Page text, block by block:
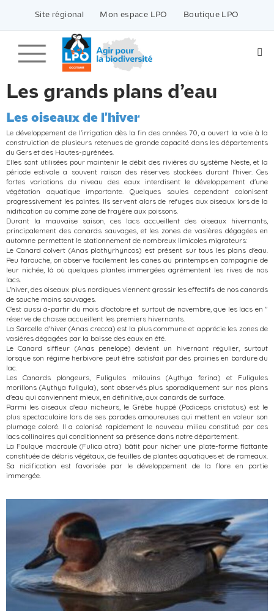
contenu
Site régional Mon espace LPO Boutique LPO
Les grands plans d’eau
Les oiseaux de l'hiver
Le développement de l'irrigation dès la fin des années 70, a ouvert la voie à la
construiction de plusieurs retenues de grande capacité dans les départements
du Gers et des Hautes-pyrénées.
Elles sont utilisées pour maintenir le débit des rivières du système Neste, et la
période estivale a souvent raison des réserves stockées durant l'hiver. Ces
fortes variations du niveau des eaux interdisent le développement d'une
végétation aquatique importante. Quelques saules cependant colonisent
progressivement les pointes. Ils servent alors de refuges aux oiseaux lors de la
nidification ou comme zone de frayère aux poissons.
Durant la mauvaise saison, ces lacs accueillent des oiseaux hivernants,
principalement des canards sauvages, et les zones de vasières dégagées en
automne permettent le stationnement de nombreux limicoles migrateurs:
Le Canard colvert (Anas plathyrhyncos) est présent sur tous les plans d'eau.
Peu farouche, on observe facilement les canes au printemps en compagnie de
leur nichée, là où quelques plantes immergées agrémentent les rives de nos
lacs.
L'hiver, des oiseaux plus nordiques viennent grossir les effectifs de nos canards
de souche moins sauvages.
C'est aussi à-partir du mois d'octobre et surtout de novembre, que les lacs en "
réserve de chasse accueillent les premiers hivernants.
La Sarcelle d'hiver (Anas crecca) est la plus commune et apprécie les zones de
vasières dégagées par la baisse des eaux en été.
Le Canard siffleur (Anas penelope) devient un hivernant régulier, surtout
lorsque son régime herbivore peut être satisfait par des prairies en bordure du
lac.
Les Canards plongeurs, Fuligules milouins (Aythya ferina) et Fuligules
morillons (Aythya fuligula), sont observés plus sporadiquement sur nos plans
d'eau qui conviennent mieux, en définitive, aux canards de surface.
Parmi les oiseaux d'eau nicheurs, le Grèbe huppé (Podiceps cristatus) est le
plus spectaculaire lors de ses parades amoureuses qui mettent en valeur son
plumage coloré. Il a colonisé rapidement le nouveau milieu constitué par ces
lacs collinaires qui conditionnent sa présence dans notre département.
La Foulque macroule (Fulica atra) bâtit pour nicher une plate-forme flottante
constituée de débris végétaux, de feuilles de plantes aquatiques et de rameaux.
Sa nidification est favorisée par le développement de la flore en partie
immergée.